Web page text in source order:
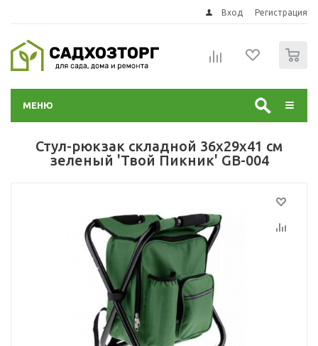
Вход Регистрация
МЕНЮ
Стул-рюкзак складной 36х29х41 см
зеленый 'Твой Пикник' GB-004